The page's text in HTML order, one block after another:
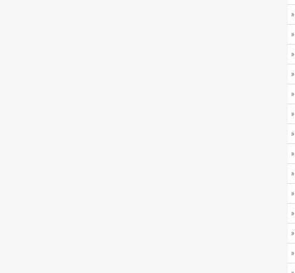
»
»
»
»
»
»
»
»
»
»
»
»
»